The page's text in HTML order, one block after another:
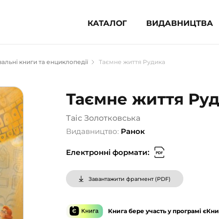
КАТАЛОГ ВИДАВНИЦТВА
література (1854)
для підлітків (240)
популярна література (1015)
література та посібники
довідники, словники
сертифікати (1)
книги та енциклопедії Таємне життя Рудика
Таємне життя
Таіс Золотковська
Видавництво: Ранок
Електронні формати:
Завантажити фрагмент (PDF)
Книга бере участь у програмі